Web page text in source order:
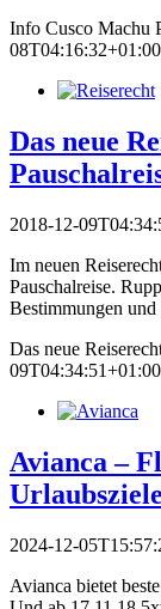
Info Cusco Machu
08T04:16:32+01:00
Das neue
2018-12-
Im neuen
Pauschalreise.
Bestimmungen
Das neue
09T04:34:51+01:00
Avianca –
2024-12-
Avianca bietet